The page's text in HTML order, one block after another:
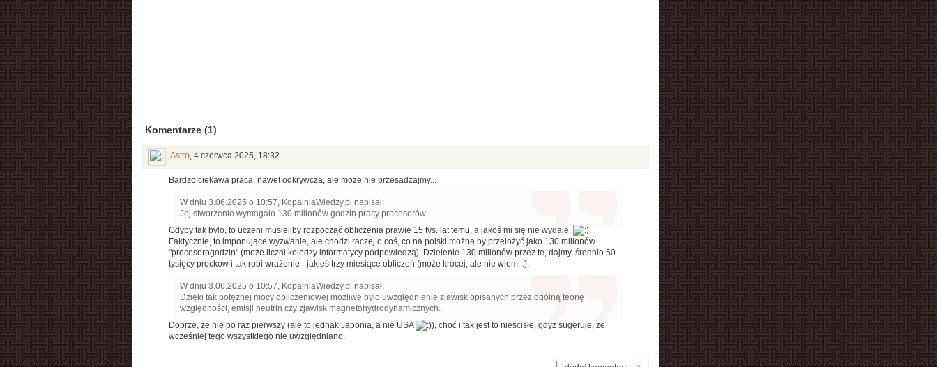
Komentarze (1)
Astro, 4 czerwca 2025, 18:32
Bardzo ciekawa praca, nawet odkrywcza, ale może nie przesadzajmy...
W dniu 3.06.2025 o 10:57, KopalniaWiedzy.pl napisał:
Jej stworzenie wymagało 130 milionów godzin pracy procesorów
Gdyby tak było, to uczeni musieliby rozpocząć obliczenia prawie 15 tys. lat temu, a jakoś mi się nie wydaje.
Faktycznie, to imponujące wyzwanie, ale chodzi raczej o coś, co na polski można by przełożyć jako 130 milionów
"procesorogodzin" (może liczni koledzy informatycy podpowiedzą). Dzielenie 130 milionów przez te, dajmy, średnio 50
tysięcy procków i tak robi wrażenie - jakieś trzy miesiące obliczeń (może krócej, ale nie wiem...).
W dniu 3.06.2025 o 10:57, KopalniaWiedzy.pl napisał:
Dzięki tak potężnej mocy obliczeniowej możliwe było uwzględnienie zjawisk opisanych przez ogólną teorię
względności, emisji neutrin czy zjawisk magnetohydrodynamicznych.
Dobrze, że nie po raz pierwszy (ale to jednak Japonia, a nie USA
), choć i tak jest to nieścisłe, gdyż sugeruje, że
wcześniej tego wszystkiego nie uwzględniano.